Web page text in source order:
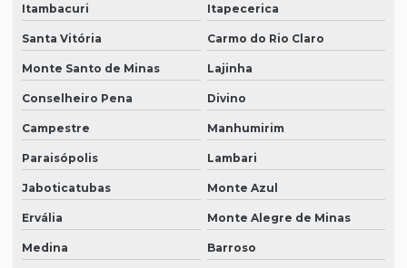
Itambacuri Itapecerica
Santa Vitória Carmo do Rio Claro
Monte Santo de Minas Lajinha
Conselheiro Pena Divino
Campestre Manhumirim
Paraisópolis Lambari
Jaboticatubas Monte Azul
Ervália Monte Alegre de Minas
Medina Barroso